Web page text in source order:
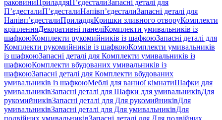
раковиниПриладдяП’єдесталиЗапасні деталі для
П’єдесталиП’єдесталиНапівп’єдесталиЗапасні деталі для
Напівп’єдесталиПриладдяКришки зливного отворуКомплекти
кріпленняДекоративні панеліКомплекти умивальників із
шафкоюКомплекти рукомийників із шафкоюЗапасні деталі для
Комплекти рукомийників із шафкоюКомплекти умивальників
із шафкоюЗапасні деталі для Комплекти умивальників із
шафкоюКомплекти вбудованих умивальників із
шафкоюЗапасні деталі для Комплекти вбудованих
умивальників із шафкоюМеблі для ванної кімнатиШафки для
умивальниківЗапасні деталі для Шафки для умивальниківДля
рукомийниківЗапасні деталі для Для рукомийниківДля
умивальниківЗапасні деталі для Для умивальниківДля
подвійних умивальниківЗапасні деталі для Для подвійних